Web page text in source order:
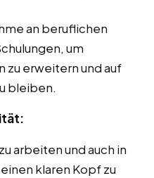
an beruflichen
um
zu erweitern und auf
bleiben.
arbeiten und auch in
klaren Kopf zu